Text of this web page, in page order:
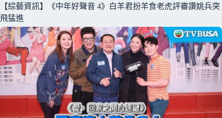
【綜藝資訊】《中年好聲音 4》白羊君扮羊食老虎評審讚姚兵突
飛猛進